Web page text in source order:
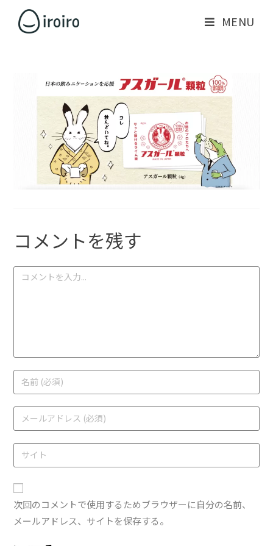
MENU
コメントを残す
次回のコメントで使用するためブラウザーに自分の名前、
メールアドレス、サイトを保存する。